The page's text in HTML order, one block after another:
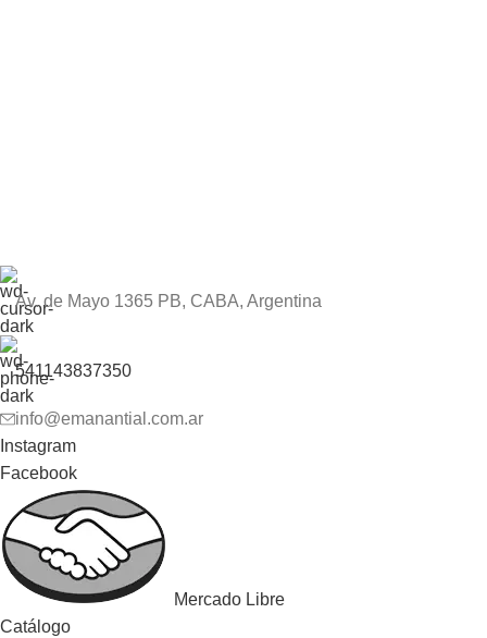
Av. de Mayo 1365 PB, CABA, Argentina
541143837350
info@emanantial.com.ar
Instagram
Facebook
Mercado Libre
Catálogo